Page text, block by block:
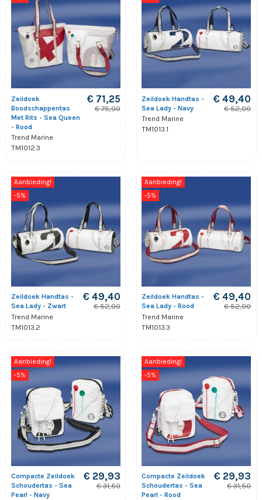
Zeildoek
Boodschappentas
Met Rits - Sea Queen
- Rood
Trend Marine
TM1012.3
€ 71,25
€ 75,00
Zeildoek Handtas -
Sea Lady - Navy
Trend Marine
TM1013.1
€ 49,40
€ 52,00
Aanbieding!
-5%
Zeildoek Handtas -
Sea Lady - Zwart
Trend Marine
TM1013.2
€ 49,40
€ 52,00
Aanbieding!
-5%
Zeildoek Handtas -
Sea Lady - Rood
Trend Marine
TM1013.3
€ 49,40
€ 52,00
Aanbieding!
-5%
Compacte Zeildoek
Schoudertas - Sea
Pearl - Navy
€ 29,93
€ 31,50
Aanbieding!
-5%
Compacte Zeildoek
Schoudertas - Sea
Pearl - Rood
€ 29,93
€ 31,50